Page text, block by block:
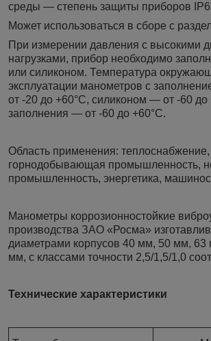
среды — степень защиты приборов
Может использоваться в сборе с
При измерении давления с высокими
нагрузками, прибор необходимо
или силиконом. Температура
эксплуатации манометров с
от -20 до +60°C, силиконом — от -60 до
заполнения — от -60 до +60°C.
Область применения:
горнодобывающая промышленность,
промышленность, энергетика,
Манометры коррозионностойкие
производства ЗАО «Росма»
диаметрами корпусов 40 мм, 50 мм,
мм, с классами точности 2,5/1,5/1,0
Технические характеристики